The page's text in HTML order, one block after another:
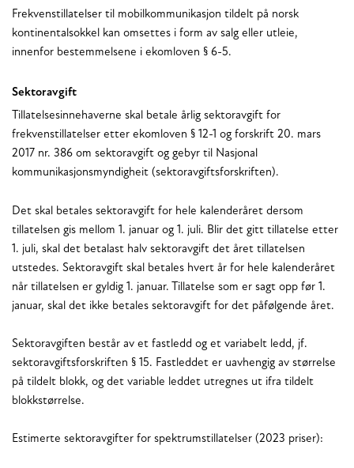
Frekvenstillatelser til mobilkommunikasjon tildelt på norsk
kontinentalsokkel kan omsettes i form av salg eller utleie,
innenfor bestemmelsene i ekomloven § 6-5.
Sektoravgift
Tillatelsesinnehaverne skal betale årlig sektoravgift for
frekvenstillatelser etter ekomloven § 12-1 og forskrift 20. mars
2017 nr. 386 om sektoravgift og gebyr til Nasjonal
kommunikasjonsmyndigheit (sektoravgiftsforskriften).
Det skal betales sektoravgift for hele kalenderåret dersom
tillatelsen gis mellom 1. januar og 1. juli. Blir det gitt tillatelse etter
1. juli, skal det betalast halv sektoravgift det året tillatelsen
utstedes. Sektoravgift skal betales hvert år for hele kalenderåret
når tillatelsen er gyldig 1. januar. Tillatelse som er sagt opp før 1.
januar, skal det ikke betales sektoravgift for det påfølgende året.
Sektoravgiften består av et fastledd og et variabelt ledd, jf.
sektoravgiftsforskriften § 15. Fastleddet er uavhengig av størrelse
på tildelt blokk, og det variable leddet utregnes ut ifra tildelt
blokkstørrelse.
Estimerte sektoravgifter for spektrumstillatelser (2023 priser):